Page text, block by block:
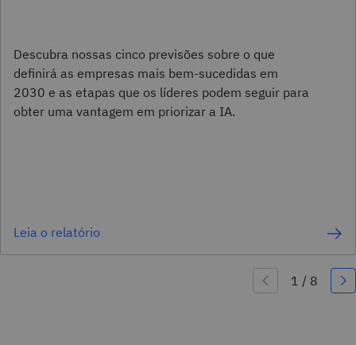
Descubra nossas cinco previsões sobre o que
definirá as empresas mais bem-sucedidas em
2030 e as etapas que os líderes podem seguir para
obter uma vantagem em priorizar a IA.
Leia o relatório